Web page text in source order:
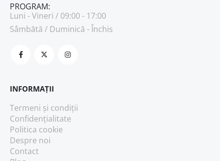
PROGRAM:
Luni - Vineri / 09:00 - 17:00
Sâmbătă / Duminică - Închis
INFORMAȚII
Termeni și condiții
Confidențialitate
Politica cookie
Despre noi
Contact